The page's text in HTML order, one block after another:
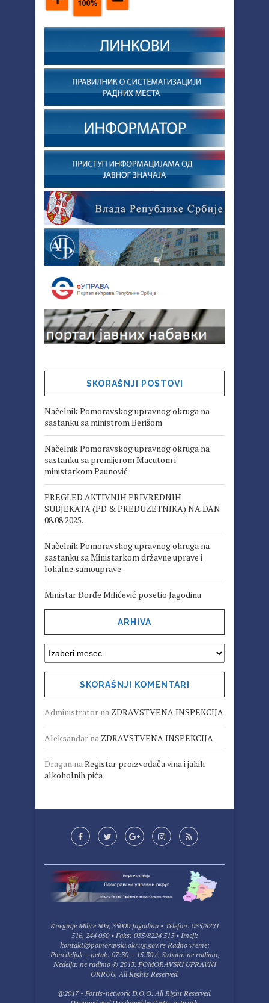
SKORAŠNJI POSTOVI
Načelnik Pomoravskog upravnog okruga na
sastanku sa ministrom Berišom
Načelnik Pomoravskog upravnog okruga na
sastanku sa premijerom Macutom i
ministarkom Paunović
PREGLED AKTIVNIH PRIVREDNIH
SUBJEKATA (PD & PREDUZETNIKA) NA DAN
08.08.2025.
Načelnik Pomoravskog upravnog okruga na
sastanku sa Ministarkom državne uprave i
lokalne samouprave
Ministar Đorđe Milićević posetio Jagodinu
ARHIVA
SKORAŠNJI KOMENTARI
Administrator na ZDRAVSTVENA INSPEKCIJA
Aleksandar na ZDRAVSTVENA INSPEKCIJA
Dragan naRegistar proizvođača vina i jakih
alkoholnih pića
Kneginje Milice 80a, 35000 Jagodina • Telefon: 035/8221
516, 244 050 • Faks: 035/8224 515 • Imejl:
kontakt@pomoravski.okrug.gov.rs Radno vreme:
Ponedeljak – petak: 07:30 – 15:30 č, Subota: ne radimo,
Nedelja: ne radimo © 2013. POMORAVSKI UPRAVNI
OKRUG. All Rights Reserved.
@2017 - Fortis-network D.O.O. All Right Reserved.